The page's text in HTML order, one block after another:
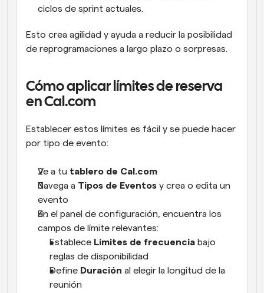
ciclos de sprint actuales.
Esto crea agilidad y ayuda a reducir la posibilidad
de reprogramaciones a largo plazo o sorpresas.
Cómo aplicar límites de reserva
en Cal.com
Establecer estos límites es fácil y se puede hacer
por tipo de evento:
Ve a tu tablero de Cal.com
Navega a Tipos de Eventos y crea o edita un
evento
En el panel de configuración, encuentra los
campos de límite relevantes:
Establece Límites de frecuencia bajo
reglas de disponibilidad
Define Duración al elegir la longitud de la
reunión